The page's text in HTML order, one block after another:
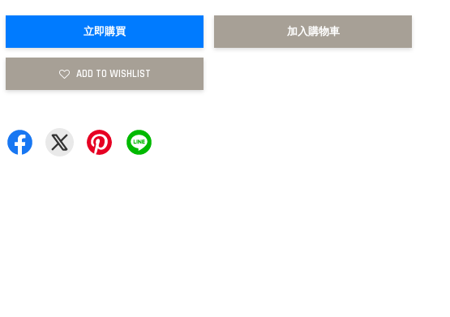
立即購買 加入購物車
ADD TO WISHLIST